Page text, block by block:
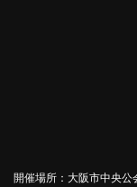
開催場所：大阪市中央公